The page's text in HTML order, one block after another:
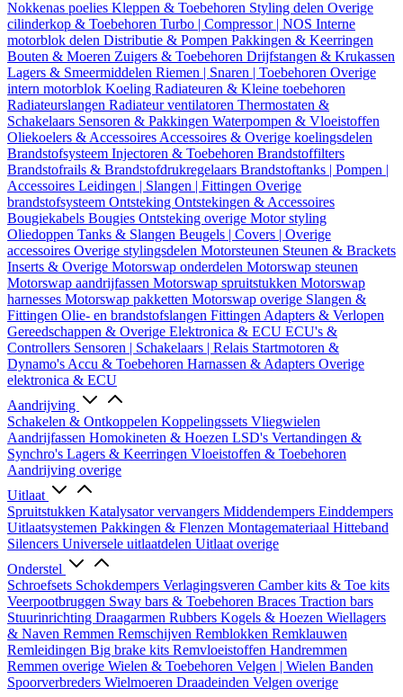
Nokkenas poelies Kleppen & Toebehoren Styling delen Overige
cilinderkop & Toebehoren Turbo | Compressor | NOS Interne
motorblok delen Distributie & Pompen Pakkingen & Keerringen
Bouten & Moeren Zuigers & Toebehoren Drijfstangen & Krukassen
Lagers & Smeermiddelen Riemen | Snaren | Toebehoren Overige
intern motorblok Koeling Radiateuren & Kleine toebehoren
Radiateurslangen Radiateur ventilatoren Thermostaten &
Schakelaars Sensoren & Pakkingen Waterpompen & Vloeistoffen
Oliekoelers & Accessoires Accessoires & Overige koelingsdelen
Brandstofsysteem Injectoren & Toebehoren Brandstoffilters
Brandstofrails & Brandstofdrukregelaars Brandstoftanks | Pompen |
Accessoires Leidingen | Slangen | Fittingen Overige
brandstofsysteem Ontsteking Ontstekingen & Accessoires
Bougiekabels Bougies Ontsteking overige Motor styling
Oliedoppen Tanks & Slangen Beugels | Covers | Overige
accessoires Overige stylingsdelen Motorsteunen Steunen & Brackets
Inserts & Overige Motorswap onderdelen Motorswap steunen
Motorswap aandrijfassen Motorswap spruitstukken Motorswap
harnesses Motorswap pakketten Motorswap overige Slangen &
Fittingen Olie- en brandstofslangen Fittingen Adapters & Verlopen
Gereedschappen & Overige Elektronica & ECU ECU's &
Controllers Sensoren | Schakelaars | Relais Startmotoren &
Dynamo's Accu & Toebehoren Harnassen & Adapters Overige
elektronica & ECU
Aandrijving
Schakelen & Ontkoppelen Koppelingssets Vliegwielen
Aandrijfassen Homokineten & Hoezen LSD's Vertandingen &
Synchro's Lagers & Keerringen Vloeistoffen & Toebehoren
Aandrijving overige
Uitlaat
Spruitstukken Katalysator vervangers Middendempers Einddempers
Uitlaatsystemen Pakkingen & Flenzen Montagemateriaal Hitteband
Silencers Universele uitlaatdelen Uitlaat overige
Onderstel
Schroefsets Schokdempers Verlagingsveren Camber kits & Toe kits
Veerpootbruggen Sway bars & Toebehoren Braces Traction bars
Stuurinrichting Draagarmen Rubbers Kogels & Hoezen Wiellagers
& Naven Remmen Remschijven Remblokken Remklauwen
Remleidingen Big brake kits Remvloeistoffen Handremmen
Remmen overige Wielen & Toebehoren Velgen | Wielen Banden
Spoorverbreders Wielmoeren Draadeinden Velgen overige